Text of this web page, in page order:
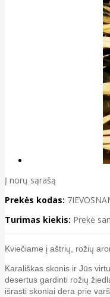
Į norų sąrašą
Prekės kodas:
Turimas kiekis: Prekė
Kviečiame į aštrių, rožių
Karališkas skonis ir Jūs
desertus gardinti rožių
išrasti skoniai dera prie